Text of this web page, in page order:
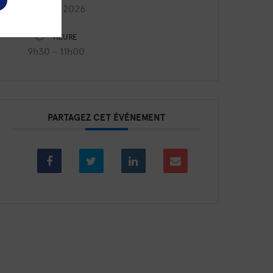
Août 27 2026
HEURE
9h30 - 11h00
PARTAGEZ CET ÉVÉNEMENT